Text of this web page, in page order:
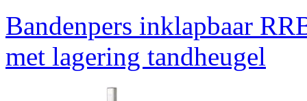
Bandenpers inklapbaar RR
met lagering tandheugel